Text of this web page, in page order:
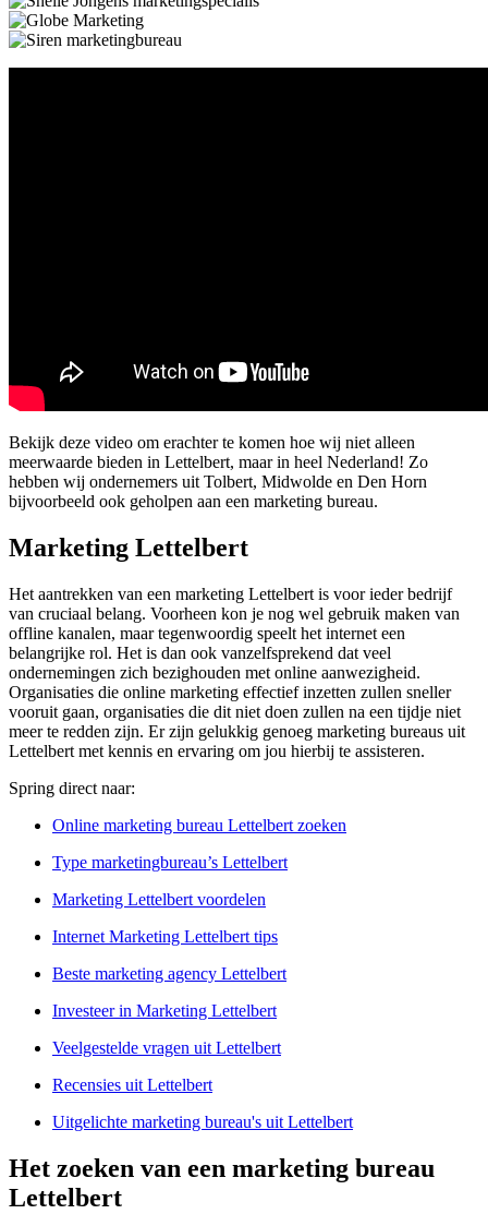
Bekijk deze video om erachter te komen hoe wij niet alleen
meerwaarde bieden in Lettelbert, maar in heel Nederland! Zo
hebben wij ondernemers uit Tolbert, Midwolde en Den Horn
bijvoorbeeld ook geholpen aan een marketing bureau.
Marketing Lettelbert
Het aantrekken van een marketing Lettelbert is voor ieder bedrijf
van cruciaal belang. Voorheen kon je nog wel gebruik maken van
offline kanalen, maar tegenwoordig speelt het internet een
belangrijke rol. Het is dan ook vanzelfsprekend dat veel
ondernemingen zich bezighouden met online aanwezigheid.
Organisaties die online marketing effectief inzetten zullen sneller
vooruit gaan, organisaties die dit niet doen zullen na een tijdje niet
meer te redden zijn. Er zijn gelukkig genoeg marketing bureaus uit
Lettelbert met kennis en ervaring om jou hierbij te assisteren.
Spring direct naar:
Online marketing bureau Lettelbert zoeken
Type marketingbureau’s Lettelbert
Marketing Lettelbert voordelen
Internet Marketing Lettelbert tips
Beste marketing agency Lettelbert
Investeer in Marketing Lettelbert
Veelgestelde vragen uit Lettelbert
Recensies uit Lettelbert
Uitgelichte marketing bureau's uit Lettelbert
Het zoeken van een marketing bureau
Lettelbert